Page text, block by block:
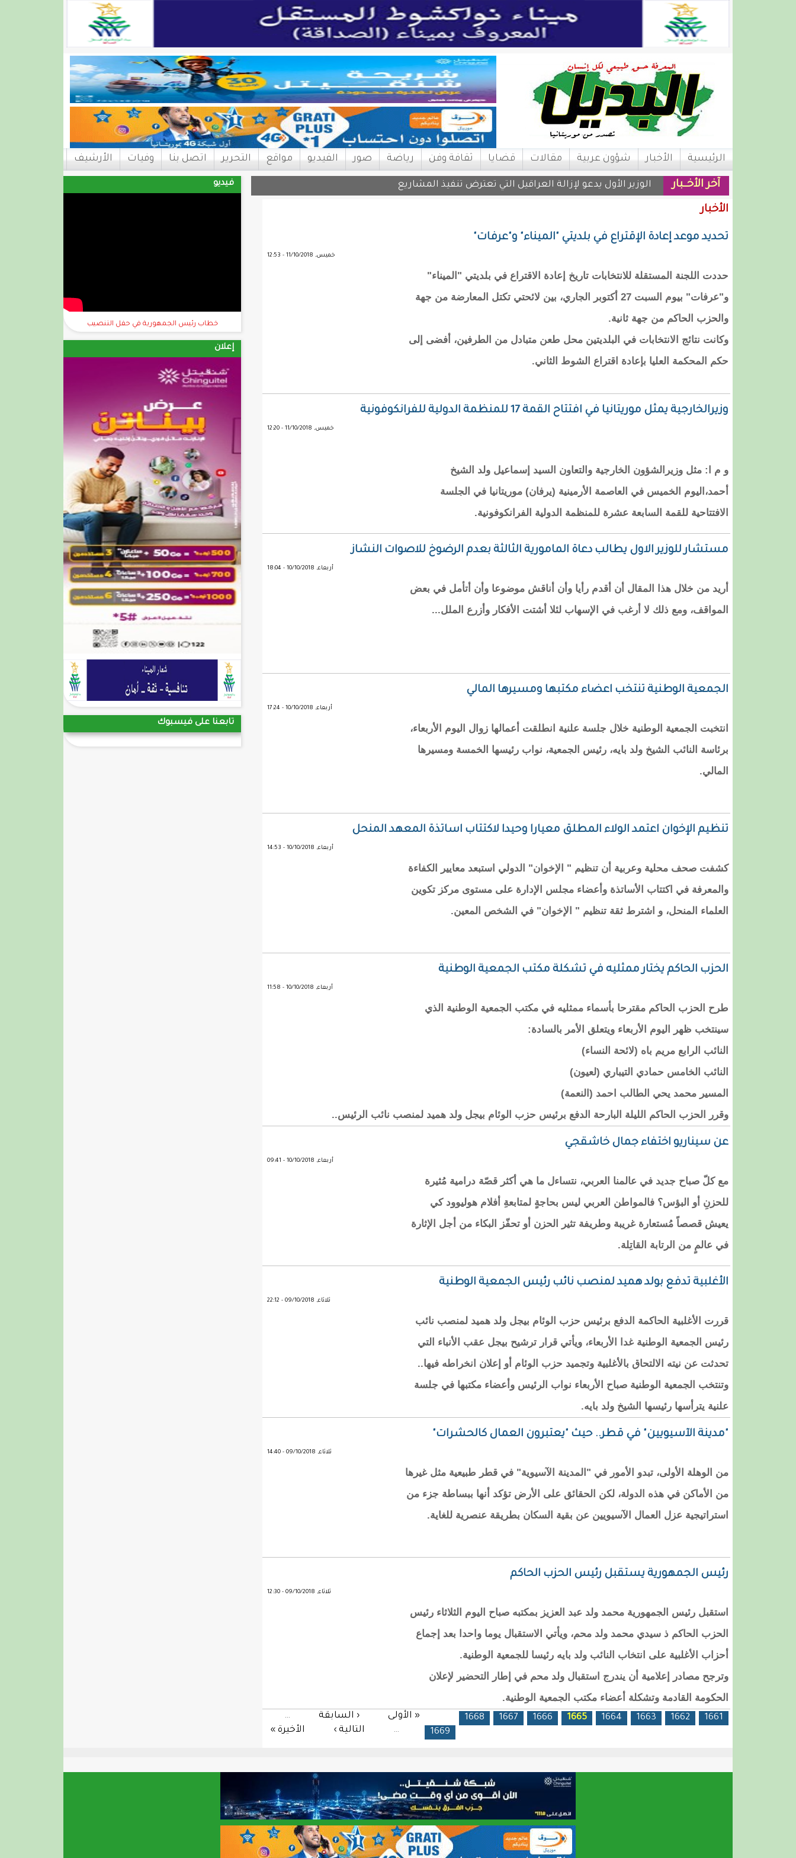
الرئيسية الأخبار شؤون عربية مقالات قضايا ثقافة وفن رياضة صور الفيديو مواقع التحرير اتصل بنا وفيات الأرشيف
فيديو
خطاب رئيس الجمهورية في حفل التنصيب
إعلان
تابعنا على فيسبوك
آخر الأخــبار الوزير الأول يدعو لإزالة العراقيل التي تعترض تنفيذ المشاريع
الأخبار
تحديد موعد إعادة الإقتراع في بلديتي "الميناء" و"عرفات"
خميس, 11/10/2018 - 12:53
حددت اللجنة المستقلة للانتخابات تاريخ إعادة الاقتراع في بلديتي "الميناء"
و"عرفات" بيوم السبت 27 أكتوبر الجاري، بين لائحتي تكتل المعارضة من جهة
والحزب الحاكم من جهة ثانية.
وكانت نتائج الانتخابات في البلديتين محل طعن متبادل من الطرفين، أفضى إلى
حكم المحكمة العليا بإعادة اقتراع الشوط الثاني.
وزيرالخارجية يمثل موريتانيا في افتتاح القمة 17 للمنظمة الدولية للفرانكوفونية
خميس, 11/10/2018 - 12:20
و م ا: مثل وزيرالشؤون الخارجية والتعاون السيد إسماعيل ولد الشيخ
أحمد،اليوم الخميس في العاصمة الأرمينية (يرفان) موريتانيا في الجلسة
الافتتاحية للقمة السابعة عشرة للمنظمة الدولية الفرانكوفونية.
مستشار للوزير الاول يطالب دعاة المامورية الثالثة بعدم الرضوخ للاصوات النشاز
أربعاء, 10/10/2018 - 18:04
أريد من خلال هذا المقال أن أقدم رأيا وأن أناقش موضوعا وأن أتأمل في بعض
المواقف، ومع ذلك لا أرغب في الإسهاب لئلا أشتت الأفكار وأزرع الملل...
الجمعية الوطنية تنتخب اعضاء مكتبها ومسيرها المالي
أربعاء, 10/10/2018 - 17:24
انتخبت الجمعية الوطنية خلال جلسة علنية انطلقت أعمالها زوال اليوم الأربعاء،
برئاسة النائب الشيخ ولد بايه، رئيس الجمعية، نواب رئيسها الخمسة ومسيرها
المالي.
تنظيم الإخوان اعتمد الولاء المطلق معيارا وحيدا لاكتتاب اساتذة المعهد المنحل
أربعاء, 10/10/2018 - 14:53
كشفت صحف محلية وعربية أن تنظيم " الإخوان" الدولي استبعد معايير الكفاءة
والمعرفة في اكتتاب الأساتذة وأعضاء مجلس الإدارة على مستوى مركز تكوين
العلماء المنحل، و اشترط ثقة تنظيم " الإخوان" في الشخص المعين.
الحزب الحاكم يختار ممثليه في تشكلة مكتب الجمعية الوطنية
أربعاء, 10/10/2018 - 11:58
طرح الحزب الحاكم مقترحا بأسماء ممثليه في مكتب الجمعية الوطنية الذي
سينتخب ظهر اليوم الأربعاء ويتعلق الأمر بالسادة:
النائب الرابع مريم باه (لائحة النساء)
النائب الخامس حمادي التيباري (لعيون)
المسير محمد يحي الطالب احمد (النعمة)
وقرر الحزب الحاكم الليلة البارحة الدفع برئيس حزب الوئام بيجل ولد هميد لمنصب نائب الرئيس..
عن سيناريو اختفاء جمال خاشقجي
أربعاء, 10/10/2018 - 09:41
مع كلّ صباح جديد في عالمنا العربي، نتساءل ما هي أكثر قصّة درامية مُثيرة
للحزنِ أو البؤس؟ فالمواطن العربي ليس بحاجةٍ لمتابعةِ أفلام هوليوود كي
يعيش قصصاً مُستعارة غريبة وطريفة تثير الحزن أو تحفّز البكاء من أجل الإثارة
في عالمٍ من الرتابة القاتِلة.
الأغلبية تدفع بولد هميد لمنصب نائب رئيس الجمعية الوطنية
ثلاثاء, 09/10/2018 - 22:12
قررت الأغلبية الحاكمة الدفع برئيس حزب الوئام بيجل ولد هميد لمنصب نائب
رئيس الجمعية الوطنية غدا الأربعاء، ويأتي قرار ترشيح بيجل عقب الأنباء التي
تحدثت عن نيته الالتحاق بالأغلبية وتجميد حزب الوئام أو إعلان انخراطه فيها..
وتنتخب الجمعية الوطنية صباح الأربعاء نواب الرئيس وأعضاء مكتبها في جلسة
علنية يترأسها رئيسها الشيخ ولد بايه.
"مدينة الآسيويين" في قطر.. حيث "يعتبرون العمال كالحشرات"
ثلاثاء, 09/10/2018 - 14:40
من الوهلة الأولى، تبدو الأمور في "المدينة الآسيوية" في قطر طبيعية مثل غيرها
من الأماكن في هذه الدولة، لكن الحقائق على الأرض تؤكد أنها ببساطة جزء من
استراتيجية عزل العمال الآسيويين عن بقية السكان بطريقة عنصرية للغاية.
رئيس الجمهورية يستقبل رئيس الحزب الحاكم
ثلاثاء, 09/10/2018 - 12:30
استقبل رئيس الجمهورية محمد ولد عبد العزيز بمكتبه صباح اليوم الثلاثاء رئيس
الحزب الحاكم ذ سيدي محمد ولد محم، ويأتي الاستقبال يوما واحدا بعد إجماع
أحزاب الأغلبية على انتخاب النائب ولد بايه رئيسا للجمعية الوطنية.
وترجح مصادر إعلامية أن يندرج استقبال ولد محم في إطار التحضير لإعلان
الحكومة القادمة وتشكلة أعضاء مكتب الجمعية الوطنية.
الصفحات « الأولى ‹ السابقة … 1661
1662
1663
1664
1665
1666
1667
1668
1669
… التالية › الأخيرة »